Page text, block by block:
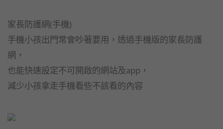
家長防護網(手機)
手機小孩出門常會吵著要用，透過手機版的家長防護
網，
也能快速設定不可開啟的網站及app，
減少小孩拿走手機看些不該看的內容